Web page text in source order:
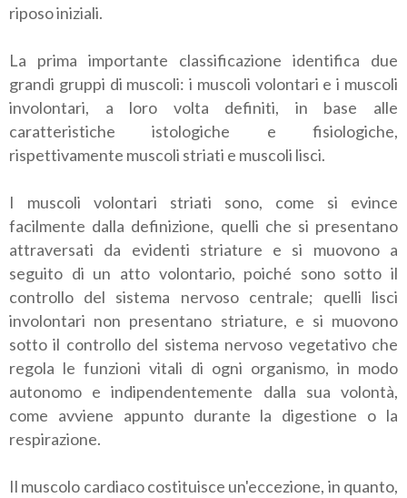
riposo iniziali.
La prima importante classificazione identifica due
grandi gruppi di muscoli: i muscoli volontari e i muscoli
involontari, a loro volta definiti, in base alle
caratteristiche istologiche e fisiologiche,
rispettivamente muscoli striati e muscoli lisci.
I muscoli volontari striati sono, come si evince
facilmente dalla definizione, quelli che si presentano
attraversati da evidenti striature e si muovono a
seguito di un atto volontario, poiché sono sotto il
controllo del sistema nervoso centrale; quelli lisci
involontari non presentano striature, e si muovono
sotto il controllo del sistema nervoso vegetativo che
regola le funzioni vitali di ogni organismo, in modo
autonomo e indipendentemente dalla sua volontà,
come avviene appunto durante la digestione o la
respirazione.
Il muscolo cardiaco costituisce un'eccezione, in quanto,